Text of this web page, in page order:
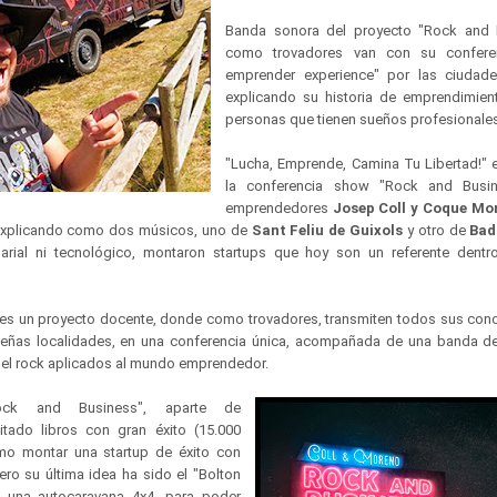
Banda sonora del proyecto "Rock and
como trovadores van con su
emprender experience" por las
explicando su historia de
personas que tienen sueños
"Lucha, Emprende, Camina Tu Libertad!"
la conferencia show "Rock and
emprendedores Josep Coll y Coque
como dos músicos, uno de Sant Feliu de Guixols y otro de
ni tecnológico, montaron startups que hoy son un referente
un proyecto docente, donde como trovadores, transmiten todos sus
localidades, en una conferencia única, acompañada de una banda
rock aplicados al mundo emprendedor.
and Business", aparte de
libros con gran éxito (15.000
montar una startup de éxito con
su última idea ha sido el "Bolton